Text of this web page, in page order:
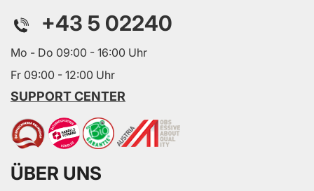
+43 5 02240
Mo - Do 09:00 - 16:00 Uhr
Fr 09:00 - 12:00 Uhr
SUPPORT CENTER
ÜBER UNS